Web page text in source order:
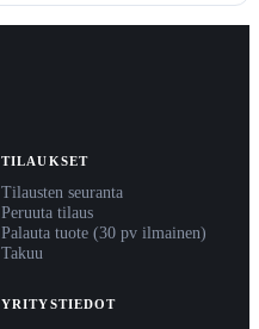
TILAUKSET
Tilausten seuranta
Peruuta tilaus
Palauta tuote (30 pv ilmainen)
Takuu
YRITYSTIEDOT